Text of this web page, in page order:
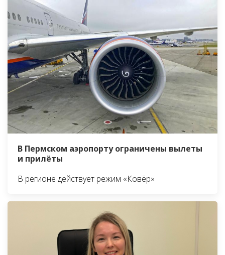
В Пермском аэропорту ограничены вылеты
и прилёты
В регионе действует режим «Ковёр»